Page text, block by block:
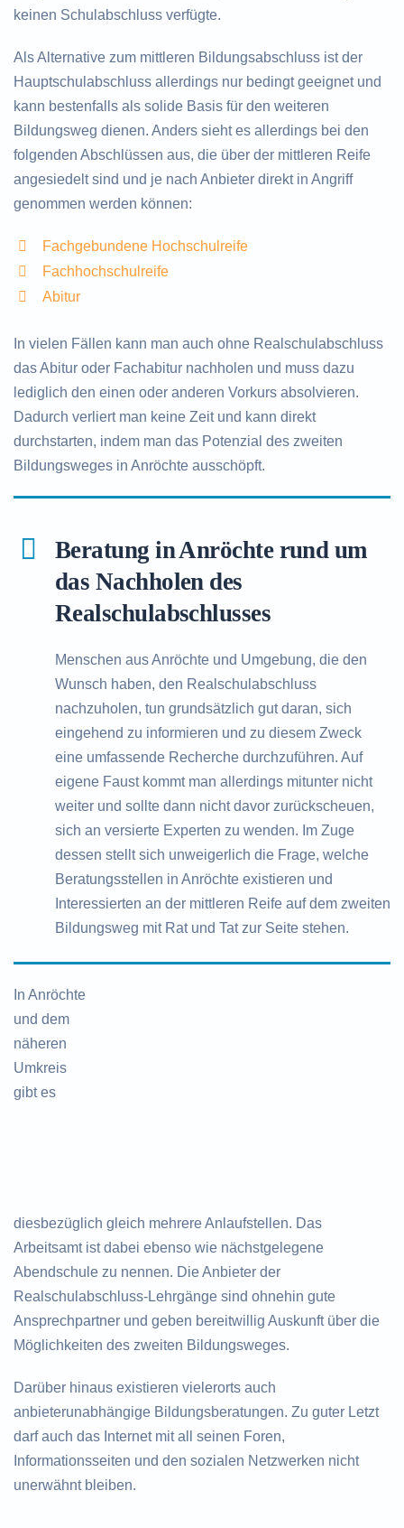
keinen Schulabschluss verfügte.
Als Alternative zum mittleren Bildungsabschluss ist der
Hauptschulabschluss allerdings nur bedingt geeignet und
kann bestenfalls als solide Basis für den weiteren
Bildungsweg dienen. Anders sieht es allerdings bei den
folgenden Abschlüssen aus, die über der mittleren Reife
angesiedelt sind und je nach Anbieter direkt in Angriff
genommen werden können:
Fachgebundene Hochschulreife
Fachhochschulreife
Abitur
In vielen Fällen kann man auch ohne Realschulabschluss
das Abitur oder Fachabitur nachholen und muss dazu
lediglich den einen oder anderen Vorkurs absolvieren.
Dadurch verliert man keine Zeit und kann direkt
durchstarten, indem man das Potenzial des zweiten
Bildungsweges in Anröchte ausschöpft.
Beratung in Anröchte rund um
das Nachholen des
Realschulabschlusses
Menschen aus Anröchte und Umgebung, die den
Wunsch haben, den Realschulabschluss
nachzuholen, tun grundsätzlich gut daran, sich
eingehend zu informieren und zu diesem Zweck
eine umfassende Recherche durchzuführen. Auf
eigene Faust kommt man allerdings mitunter nicht
weiter und sollte dann nicht davor zurückscheuen,
sich an versierte Experten zu wenden. Im Zuge
dessen stellt sich unweigerlich die Frage, welche
Beratungsstellen in Anröchte existieren und
Interessierten an der mittleren Reife auf dem zweiten
Bildungsweg mit Rat und Tat zur Seite stehen.
In Anröchte
und dem
näheren
Umkreis
gibt es
diesbezüglich gleich mehrere Anlaufstellen. Das
Arbeitsamt ist dabei ebenso wie nächstgelegene
Abendschule zu nennen. Die Anbieter der
Realschulabschluss-Lehrgänge sind ohnehin gute
Ansprechpartner und geben bereitwillig Auskunft über die
Möglichkeiten des zweiten Bildungsweges.
Darüber hinaus existieren vielerorts auch
anbieterunabhängige Bildungsberatungen. Zu guter Letzt
darf auch das Internet mit all seinen Foren,
Informationsseiten und den sozialen Netzwerken nicht
unerwähnt bleiben.